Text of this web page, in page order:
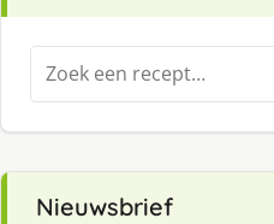
Zoeken
naar:
Nieuwsbrief